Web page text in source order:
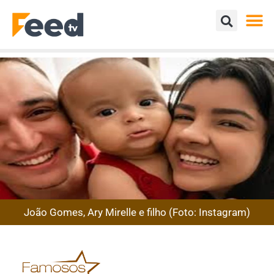
João Gomes, Ary Mirelle e filho (Foto: Instagram)